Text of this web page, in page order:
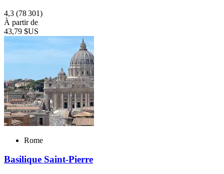
4,3 (78 301)
À partir de
43,79 $US
Rome
Basilique Saint-Pierre